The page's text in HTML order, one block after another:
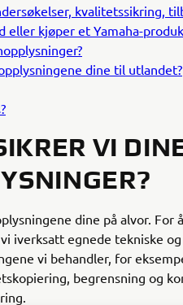
kvalitetssikring,
eller kjøper et Yamaha-
dine til utlandet?
VI
dine på alvor. For
iverksatt egnede tekniske
vi behandler, for
begrensning og